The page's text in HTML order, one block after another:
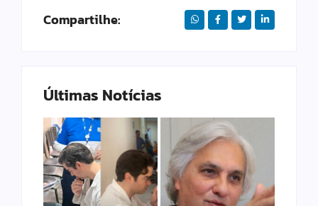
Compartilhe:
Últimas Notícias